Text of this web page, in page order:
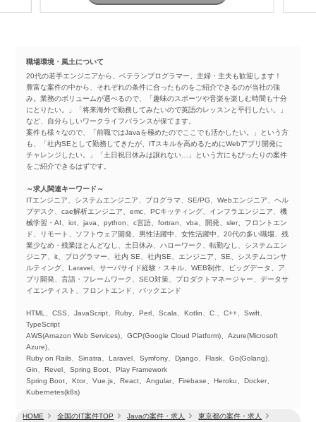
HOME 全国のIT案件TOP Javaの案件・求人
東京都の案件・求人
職場環境・風土について
20代の若手エンジニアから、ベテランプログラマー、主婦・主夫も歓迎します！
豊富な案件の中から、それぞれの条件に合ったものをご紹介できるのが当社の強
み。業務のボリュームが選べるので、「趣味のスポーツや音楽を楽しむ時間も十分
にとりたい。」「将来海外で勤務してみたいので英語のレッスンと平行したい。」
など、自分らしいワークライフバランスが保てます。
案件も様々なので、「前職ではJavaを極めたのでここでも活かしたい。」という方
も、「社内SEとして勤務してきたが、ITスキルを高めるためにWebアプリ開発に
チャレンジしたい。」「土日祝日休みは譲れない…」という方にもぴったりの案件
をご紹介できるはずです。
～求人関連キーワード～
ITエンジニア、システムエンジニア、プログラマ、SE/PG、Webエンジニア、ヘル
プデスク、cae解析エンジニア、emc、PCキッティング、インフラエンジニア、機
械学習・AI、iot、java、python、c言語、fortran、vba、開発、sler、フロントエン
ド、リモート、ソフトウェア開発、男性活躍中、女性活躍中、20代の多い職場、残
業少なめ・残業ほとんどなし、土日休み、ハローワーク、転勤なし、システムエン
ジニア、it、プログラマー、社内 SE、社内SE、エンジニア、SE、システムコンサ
ルティング、Laravel、サーバサイド経験・スキル、WEB制作、ビッグデータ、ア
プリ開発、言語・フレームワーク、SEO対策、プロダクトマネージャー、データサ
イエンティスト、フロントエンド、バックエンド
HTML、CSS、JavaScript、Ruby、Perl、Scala、Kotlin、C 、C++、Swift、
TypeScript
AWS(Amazon Web Services)、GCP(Google Cloud Platform)、Azure(Microsoft
Azure)、
Ruby on Rails、Sinatra、Laravel、Symfony、Django、Flask、Go(Golang)、
Gin、Revel、Spring Boot、Play Framework
Spring Boot、Ktor、Vue.js、React、Angular、Firebase、Heroku、Docker、
Kubernetes(k8s)